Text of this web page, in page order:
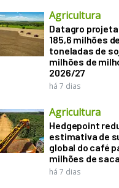
Agricultura
Datagro
185,6 milhões
toneladas de
milhões de
2026/27
há 7 dias
Agricultura
Hedgepoint
estimativa de
global do café
milhões de
há 7 dias